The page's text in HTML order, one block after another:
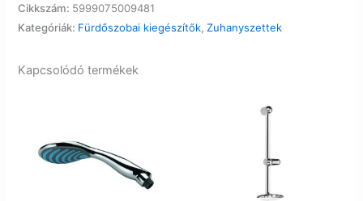
Cikkszám: 5999075009481
Kategóriák: Fürdőszobai kiegészítők,Zuhanyszettek
Kapcsolódó termékek